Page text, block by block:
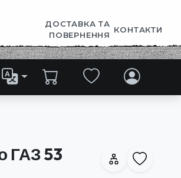
ДОСТАВКА ТА
ПОВЕРНЕННЯ
КОНТАКТИ
ГАЗ 53